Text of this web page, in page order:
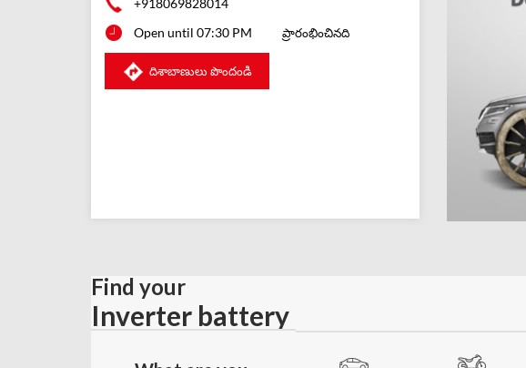
+918069828014
Open until 07:30 PM
ప్రారంభించినది
దిశాబాణులు పొందండి